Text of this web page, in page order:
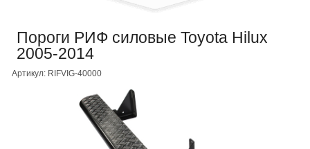
Пороги РИФ силовые Toyota Hilux
2005-2014
Артикул: RIFVIG-40000